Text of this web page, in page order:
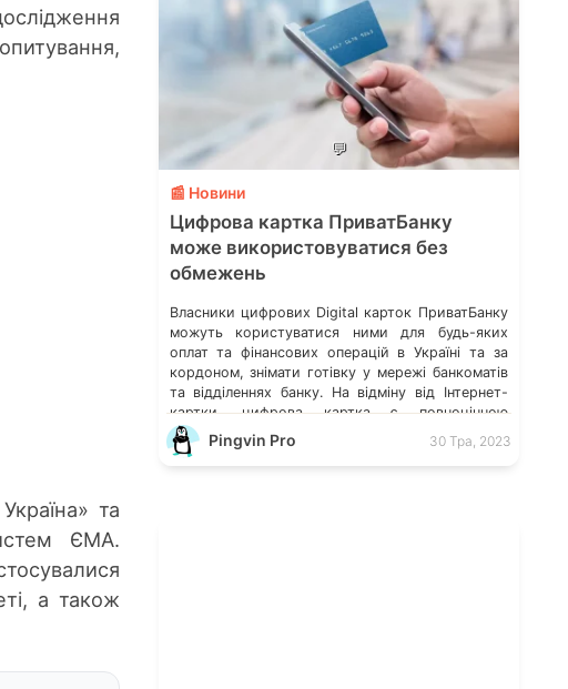
та
ЄМА.
а також
💬
📰 Новини
Цифрова картка ПриватБанку
може використовуватися без
обмежень
Власники цифрових Digital карток ПриватБанку
можуть користуватися ними для будь-яких
оплат та фінансових операцій в Україні та за
кордоном, знімати готівку у мережі банкоматів
та відділеннях банку. На відміну від Інтернет-
картки, цифрова картка є повноцінною
банківською міжнародною карткою, нею можна
розраховуватися в магазинах, а також знімати
Pingvin Pro 30 Тра, 2023